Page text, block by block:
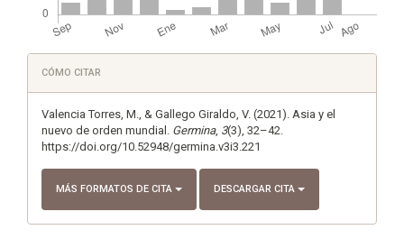
Detalles
del
artículo
CÓMO CITAR
Valencia Torres, M., & Gallego Giraldo, V. (2021). Asia y el
nuevo de orden mundial. Germina, 3(3), 32–42.
https://doi.org/10.52948/germina.v3i3.221
MÁS FORMATOS DE CITA DESCARGAR CITA